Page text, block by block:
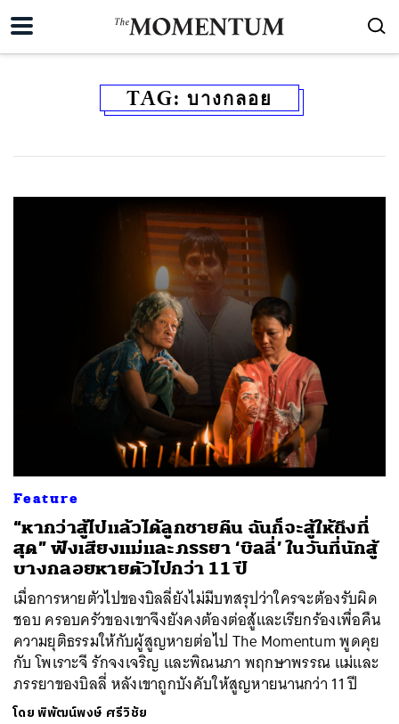
TAG: บางกลอย
Feature
“หากว่าสู้ไปแล้วได้ลูกชายคืน ฉันก็จะสู้ให้ถึงที่
สุด” ฟังเสียงแม่และภรรยา ‘บิลลี่’ ในวันที่นักสู้
บางกลอยหายตัวไปกว่า 11 ปี
เมื่อการหายตัวไปของบิลลี่ยังไม่มีบทสรุปว่าใครจะต้องรับผิด
ชอบ ครอบครัวของเขาจึงยังคงต้องต่อสู้และเรียกร้องเพื่อคืน
ความยุติธรรมให้กับผู้สูญหายต่อไป The Momentum พูดคุย
กับ โพเราะจี รักจงเจริญ และพิณนภา พฤกษาพรรณ แม่และ
ภรรยาของบิลลี่ หลังเขาถูกบังคับให้สูญหายนานกว่า 11 ปี
โดยพิพัฒน์พงษ์ ศรีวิชัย